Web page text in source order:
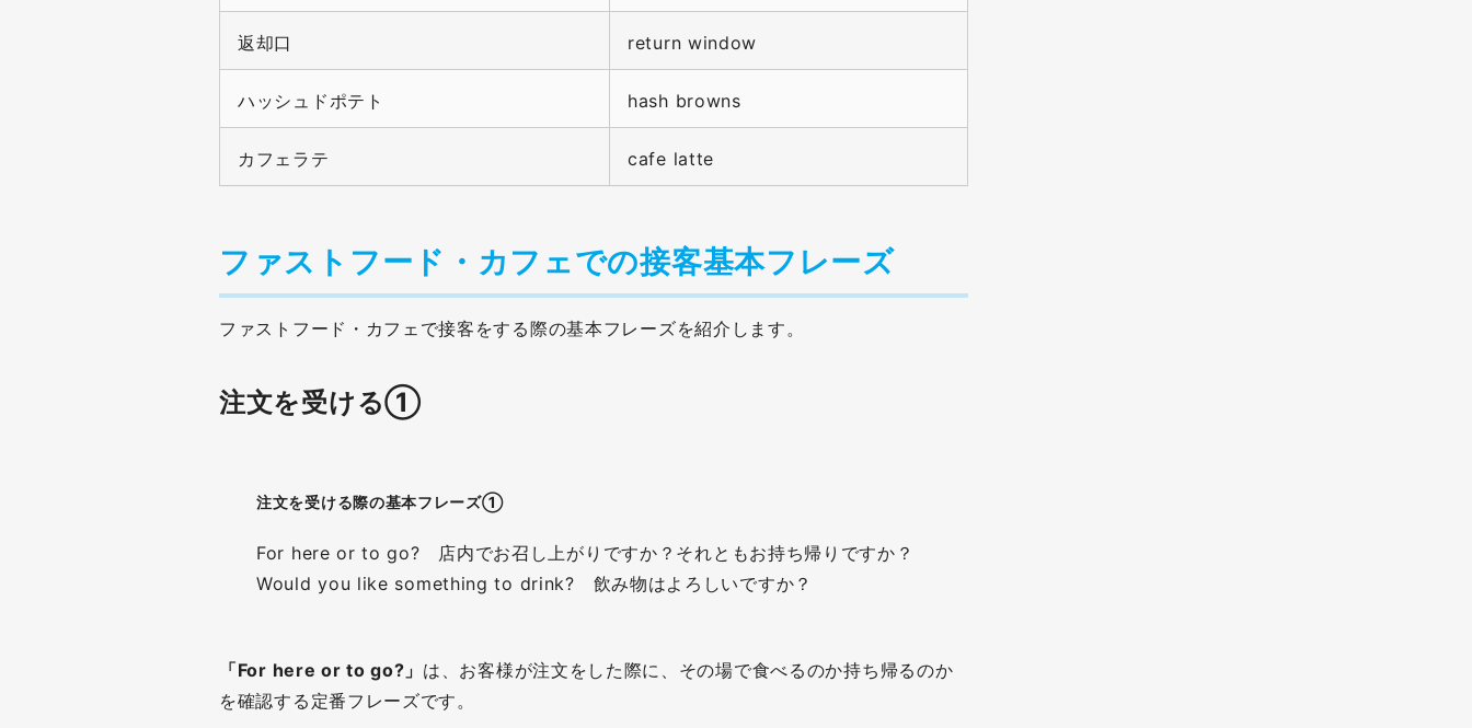
返却口 return window
ハッシュドポテト hash browns
カフェラテ cafe latte
ファストフード・カフェでの接客基本フレーズ
ファストフード・カフェで接客をする際の基本フレーズを紹介します。
注文を受ける①
注文を受ける際の基本フレーズ①
For here or to go? 店内でお召し上がりですか？それともお持ち帰りですか？
Would you like something to drink? 飲み物はよろしいですか？
「For here or to go?」 は、お客様が注文をした際に、その場で食べるのか持ち帰るのか
を確認する定番フレーズです。